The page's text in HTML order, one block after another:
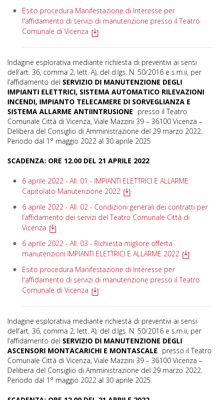
Esito procedura Manifestazione di Interesse per
l'affidamento di servizi di manutenzione presso il Teatro
Comunale di Vicenza
Indagine esplorativa mediante richiesta di preventivi ai sensi
dell’art. 36, comma 2, lett. A), del d.lgs. N. 50/2016 e s.m.ii, per
l’affidamento del SERVIZIO DI MANUTENZIONE DEGLI
IMPIANTI ELETTRICI, SISTEMA AUTOMATICO RILEVAZIONI
INCENDI, IMPIANTO TELECAMERE DI SORVEGLIANZA E
SISTEMA ALLARME ANTIINTRUSIONE presso il Teatro
Comunale Città di Vicenza, Viale Mazzini 39 – 36100 Vicenza –
Delibera del Consiglio di Amministrazione del 29 marzo 2022.
Periodo dal 1° maggio 2022 al 30 aprile 2025
SCADENZA: ORE 12.00 DEL 21 APRILE 2022
6 aprile 2022 - All. 01 - IMPIANTI ELETTRICI E ALLARME
Capitolato Manutenzione 2022
6 aprile 2022 - All. 02 - Condizioni generali dei contratti per
l’affidamento dei servizi del Teatro Comunale Città di
Vicenza
6 aprile 2022 - All. 03 - Richiesta migliore offerta
manutenzioni IMPIANTI ELETTRICI E ALLARME 2022
Esito procedura Manifestazione di Interesse per
l'affidamento di servizi di manutenzione presso il Teatro
Comunale di Vicenza
Indagine esplorativa mediante richiesta di preventivi ai sensi
dell’art. 36, comma 2, lett. A), del d.lgs. N. 50/2016 e s.m.ii, per
l’affidamento del SERVIZIO DI MANUTENZIONE DEGLI
ASCENSORI MONTACARICHI E MONTASCALE presso il Teatro
Comunale Città di Vicenza, Viale Mazzini 39 – 36100 Vicenza –
Delibera del Consiglio di Amministrazione del 29 marzo 2022.
Periodo dal 1° maggio 2022 al 30 aprile 2025.